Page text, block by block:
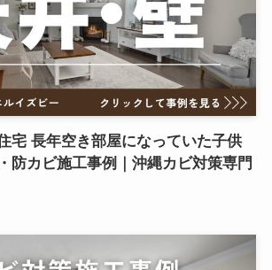
宅 長年空き部屋になっていた子供
防カビ施工事例｜沖縄カビ対策専門